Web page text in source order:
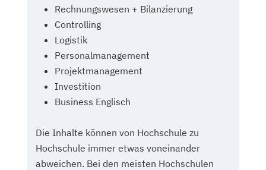
Rechnungswesen + Bilanzierung
Controlling
Logistik
Personalmanagement
Projektmanagement
Investition
Business Englisch
Die Inhalte können von Hochschule zu
Hochschule immer etwas voneinander
abweichen. Bei den meisten Hochschulen